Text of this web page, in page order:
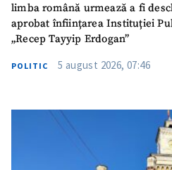
limba română urmează a fi
aprobat înființarea Instituției
„Recep Tayyip Erdogan”
POLITIC 5 august 2026, 07:46